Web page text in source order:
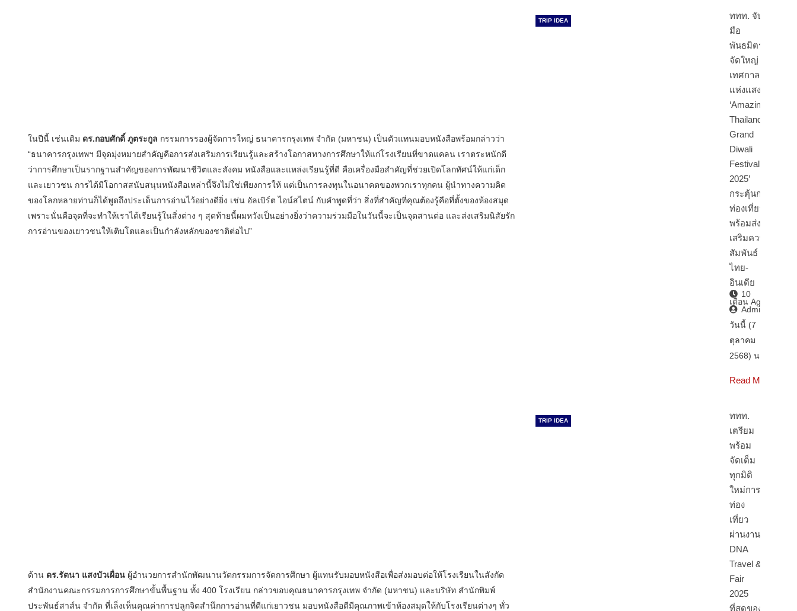
ในปีนี้ เช่นเดิม ดร.กอบศักดิ์ ภูตระกูล กรรมการรองผู้จัดการใหญ่ ธนาคารกรุงเทพ จำกัด (มหาชน) เป็นตัวแทนมอบหนังสือพร้อมกล่าวว่า
“ธนาคารกรุงเทพฯ มีจุดมุ่งหมายสำคัญคือการส่งเสริมการเรียนรู้และสร้างโอกาสทางการศึกษาให้แก่โรงเรียนที่ขาดแคลน เราตระหนักดี
ว่าการศึกษาเป็นรากฐานสำคัญของการพัฒนาชีวิตและสังคม หนังสือและแหล่งเรียนรู้ที่ดี คือเครื่องมือสำคัญที่ช่วยเปิดโลกทัศน์ให้แก่เด็ก
และเยาวชน การได้มีโอกาสสนับสนุนหนังสือเหล่านี้จึงไม่ใช่เพียงการให้ แต่เป็นการลงทุนในอนาคตของพวกเราทุกคน ผู้นำทางความคิด
ของโลกหลายท่านก็ได้พูดถึงประเด็นการอ่านไว้อย่างดียิ่ง เช่น อัลเบิร์ต ไอน์สไตน์ กับคำพูดที่ว่า สิ่งที่สำคัญที่คุณต้องรู้คือที่ตั้งของห้องสมุด
เพราะนั่นคือจุดที่จะทำให้เราได้เรียนรู้ในสิ่งต่าง ๆ สุดท้ายนี้ผมหวังเป็นอย่างยิ่งว่าความร่วมมือในวันนี้จะเป็นจุดสานต่อ และส่งเสริมนิสัยรัก
การอ่านของเยาวชนให้เติบโตและเป็นกำลังหลักของชาติต่อไป”
ด้าน ดร.รัตนา แสงบัวเผื่อน ผู้อำนวยการสำนักพัฒนานวัตกรรมการจัดการศึกษา ผู้แทนรับมอบหนังสือเพื่อส่งมอบต่อให้โรงเรียนในสังกัด
สำนักงานคณะกรรมการการศึกษาขั้นพื้นฐาน ทั้ง 400 โรงเรียน กล่าวขอบคุณธนาคารกรุงเทพ จำกัด (มหาชน) และบริษัท สำนักพิมพ์
ประพันธ์สาส์น จำกัด ที่เล็งเห็นคุณค่าการปลูกจิตสำนึกการอ่านที่ดีแก่เยาวชน มอบหนังสือดีมีคุณภาพเข้าห้องสมุดให้กับโรงเรียนต่างๆ ทั่ว
TRIP IDEA
ททท. จับ
มือ
พันธมิตร
จัดใหญ่
เทศกาล
แห่งแสงสี
‘Amazing
Thailand
Grand
Diwali
Festival
2025’
กระตุ้นการ
ท่องเที่ยว
พร้อมส่ง
เสริมความ
สัมพันธ์
ไทย-
อินเดีย
10
เดือน Ago
Admin2
วันนี้ (7
ตุลาคม
2568) นา…
Read More
TRIP IDEA
ททท.
เตรียม
พร้อม
จัดเต็ม
ทุกมิติ
ใหม่การ
ท่อง
เที่ยว
ผ่านงาน
DNA
Travel &
Fair
2025
ที่สุดของ